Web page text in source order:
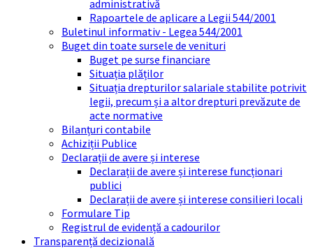
administrativă
Rapoartele de aplicare a Legii 544/2001
Buletinul informativ - Legea 544/2001
Buget din toate sursele de venituri
Buget pe surse financiare
Situația plăților
Situația drepturilor salariale stabilite potrivit
legii, precum și a altor drepturi prevăzute de
acte normative
Bilanțuri contabile
Achiziții Publice
Declarații de avere și interese
Declarații de avere și interese funcționari
publici
Declarații de avere și interese consilieri locali
Formulare Tip
Registrul de evidență a cadourilor
Transparență decizională